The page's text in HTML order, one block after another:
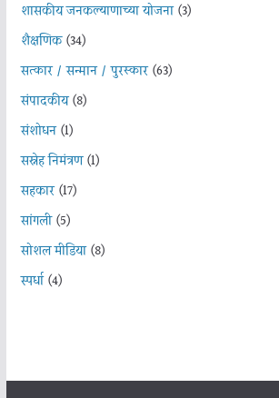
शासकीय जनकल्याणाच्या योजना(3)
शैक्षणिक(34)
सत्कार / सन्मान / पुरस्कार(63)
संपादकीय(8)
संशोधन(1)
सस्नेह निमंत्रण(1)
सहकार(17)
सांगली(5)
सोशल मीडिया(8)
स्पर्धा(4)